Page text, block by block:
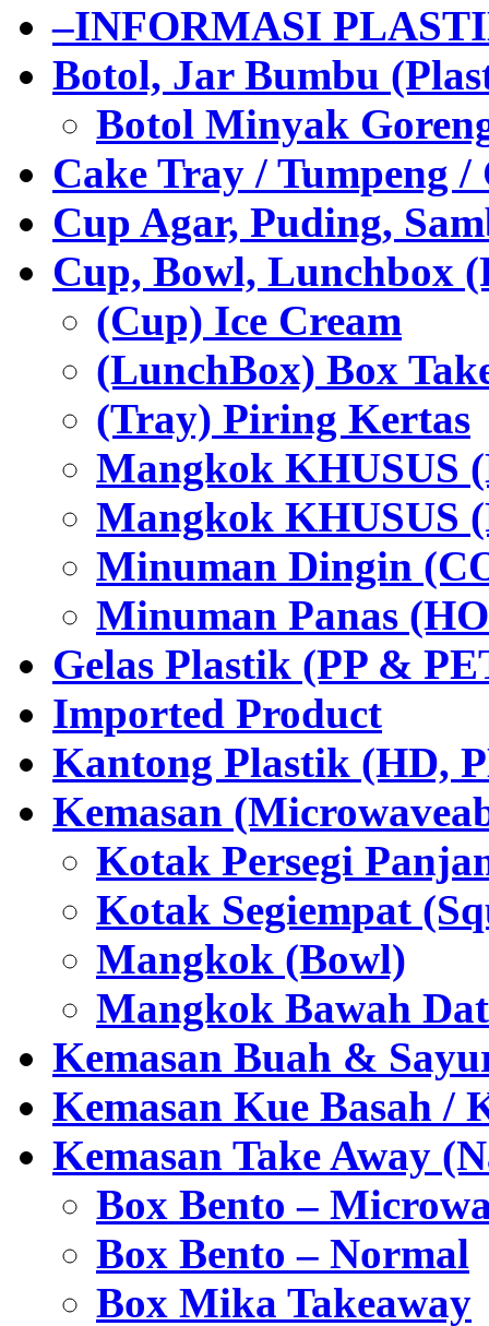
–INFORMASI
Botol, Jar Bumbu
Botol Minyak
Cake Tray / Tumpeng /
Cup Agar, Puding,
Cup, Bowl, Lunchbox
(Cup) Ice Cream
(LunchBox) Box
(Tray) Piring Kertas
Mangkok KHUSUS
Mangkok KHUSUS
Minuman Dingin
Minuman Panas
Gelas Plastik (PP &
Imported Product
Kantong Plastik (HD,
Kemasan
Kotak Persegi
Kotak Segiempat
Mangkok (Bowl)
Mangkok Bawah
Kemasan Buah &
Kemasan Kue Basah /
Kemasan Take Away
Box Bento –
Box Bento – Normal
Box Mika Takeaway